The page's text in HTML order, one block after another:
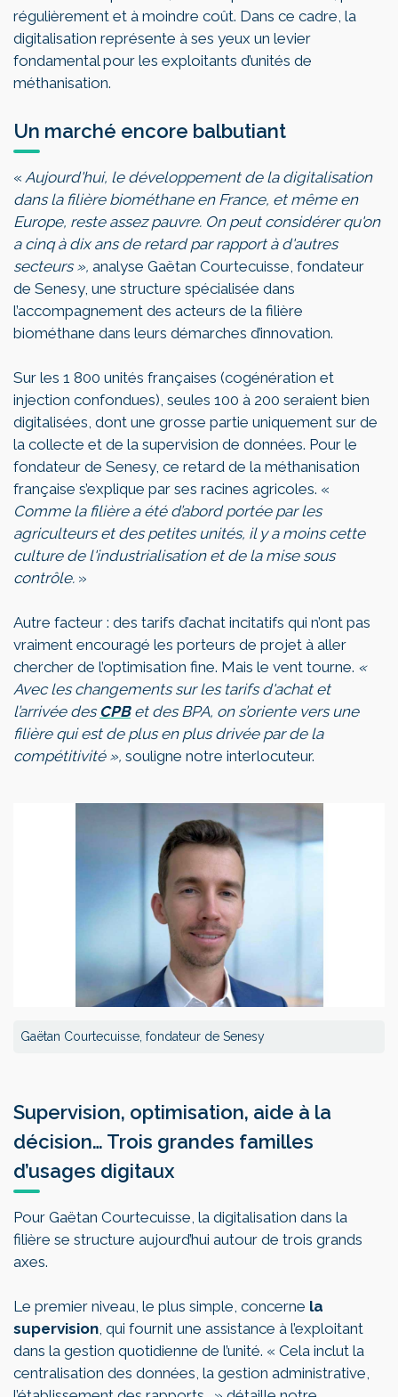
régulièrement et à moindre coût. Dans ce cadre, la
digitalisation représente à ses yeux un levier
fondamental pour les exploitants d’unités de
méthanisation.
Un marché encore balbutiant
« Aujourd'hui, le développement de la digitalisation
dans la filière biométhane en France, et même en
Europe, reste assez pauvre. On peut considérer qu'on
a cinq à dix ans de retard par rapport à d'autres
secteurs », analyse Gaëtan Courtecuisse, fondateur
de Senesy, une structure spécialisée dans
l’accompagnement des acteurs de la filière
biométhane dans leurs démarches d’innovation.
Sur les 1 800 unités françaises (cogénération et
injection confondues), seules 100 à 200 seraient bien
digitalisées, dont une grosse partie uniquement sur de
la collecte et de la supervision de données. Pour le
fondateur de Senesy, ce retard de la méthanisation
française s’explique par ses racines agricoles. «
Comme la filière a été d’abord portée par les
agriculteurs et des petites unités, il y a moins cette
culture de l'industrialisation et de la mise sous
contrôle. »
Autre facteur : des tarifs d’achat incitatifs qui n’ont pas
vraiment encouragé les porteurs de projet à aller
chercher de l’optimisation fine. Mais le vent tourne. «
Avec les changements sur les tarifs d'achat et
l’arrivée desCPBet des BPA, on s’oriente vers une
filière qui est de plus en plus drivée par de la
compétitivité », souligne notre interlocuteur.
Gaëtan Courtecuisse, fondateur de Senesy
Supervision, optimisation, aide à la
décision… Trois grandes familles
d’usages digitaux
Pour Gaëtan Courtecuisse, la digitalisation dans la
filière se structure aujourd’hui autour de trois grands
axes.
Le premier niveau, le plus simple, concerne la
supervision , qui fournit une assistance à l’exploitant
dans la gestion quotidienne de l’unité. « Cela inclut la
centralisation des données, la gestion administrative,